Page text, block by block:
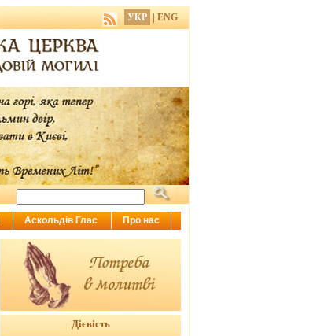
Дієвість
УКР ENG
Аскольдів Глас Про нас